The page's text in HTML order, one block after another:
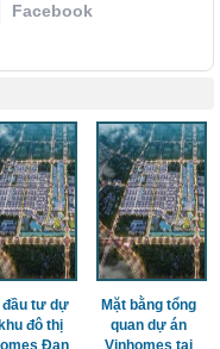
Facebook
đầu tư dự
đô thị
Mặt bằng tổng
quan dự án